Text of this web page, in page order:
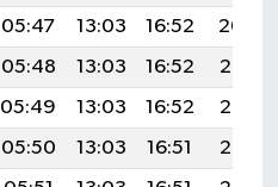
05:47 13:03 16:52
20:09
05:48 13:03 16:52
20:08
05:49 13:03 16:52
20:07
05:50 13:03 16:51
20:06